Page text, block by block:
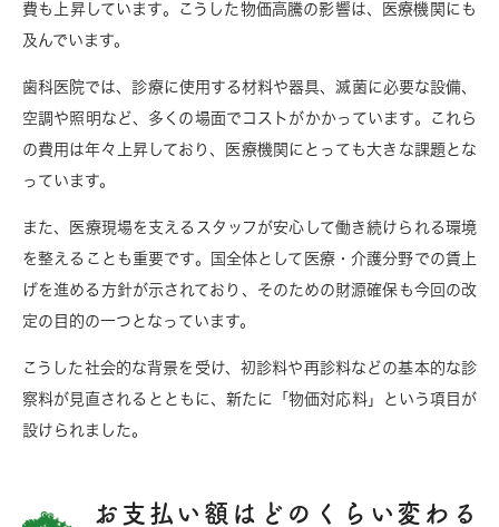
費も上昇しています。こうした物価高騰の影響は、医療機関にも
及んでいます。
歯科医院では、診療に使用する材料や器具、滅菌に必要な設備、
空調や照明など、多くの場面でコストがかかっています。これら
の費用は年々上昇しており、医療機関にとっても大きな課題とな
っています。
また、医療現場を支えるスタッフが安心して働き続けられる環境
を整えることも重要です。国全体として医療・介護分野での賃上
げを進める方針が示されており、そのための財源確保も今回の改
定の目的の一つとなっています。
こうした社会的な背景を受け、初診料や再診料などの基本的な診
察料が見直されるとともに、新たに「物価対応料」という項目が
設けられました。
お支払い額はどのくらい変わる